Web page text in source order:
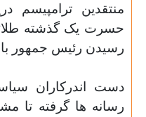
منتقدین ترامپیسم
حسرت یک گذشته
رسیدن رئیس جمهور
دست اندرکاران
رسانه ها گرفته تا